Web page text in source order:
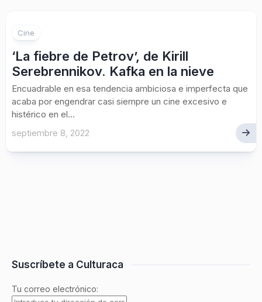
Cine
‘La fiebre de Petrov’, de Kirill
Serebrennikov. Kafka en la nieve
Encuadrable en esa tendencia ambiciosa e imperfecta que
acaba por engendrar casi siempre un cine excesivo e
histérico en el...
septiembre 8, 2022
Suscríbete a Culturaca
Tu correo electrónico: